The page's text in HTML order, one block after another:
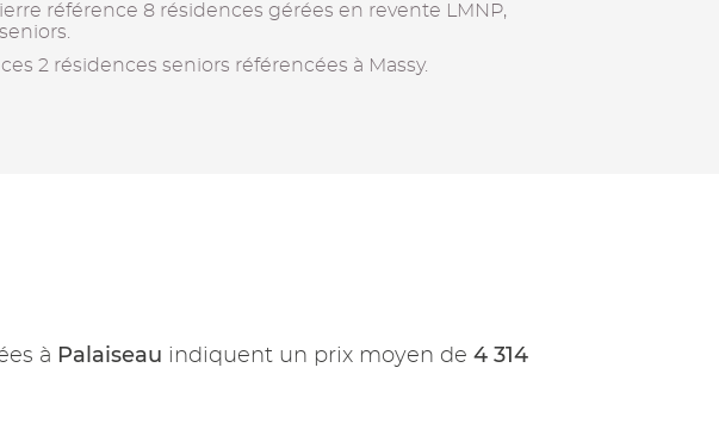
référence 8 résidences gérées en revente LMNP,
2 résidences seniors référencées à Massy.
à Palaiseau indiquent un prix moyen de 4 314